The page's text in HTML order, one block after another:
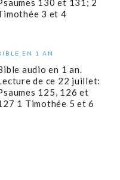
130 et 131; 2
3 et 4
EN 1 AN
audio en 1 an.
de ce 22 juillet:
125, 126 et
1 Timothée 5 et 6